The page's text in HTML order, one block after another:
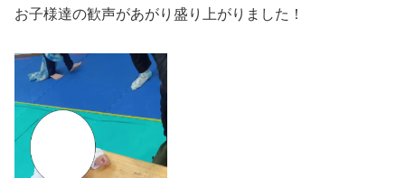
お子様達の歓声があがり盛り上がりました！